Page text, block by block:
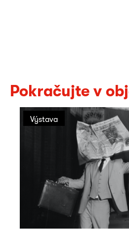
Pokračujte v
Výstava